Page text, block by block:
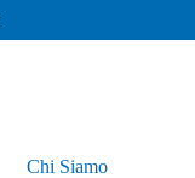
Chi Siamo